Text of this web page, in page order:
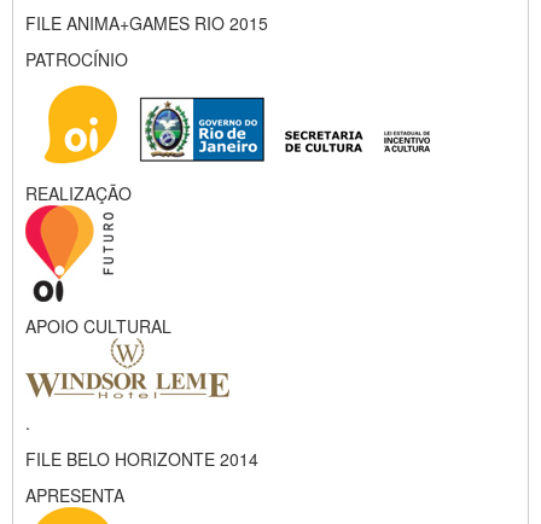
FILE ANIMA+GAMES RIO 2015
PATROCÍNIO
REALIZAÇÃO
APOIO CULTURAL
.
FILE BELO HORIZONTE 2014
APRESENTA